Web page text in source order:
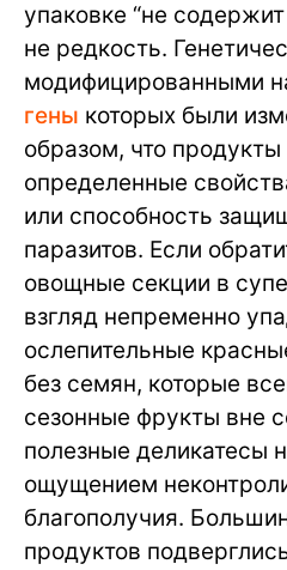
упаковке “не
не редкость.
модифицированными
гены которых были
образом, что
определенные
или способность
паразитов. Если
овощные секции в
взгляд непременно
ослепительные
без семян, которые
сезонные фрукты вне
полезные деликатесы
ощущением
благополучия.
продуктов